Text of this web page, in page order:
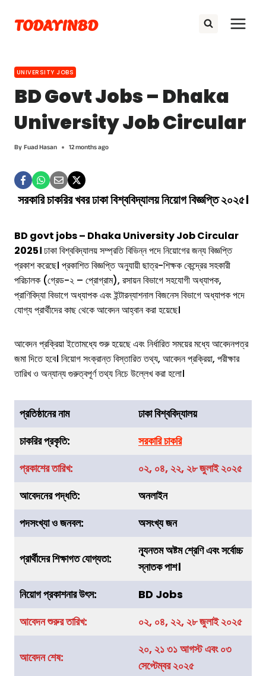
content
TODAYINBD
UNIVERSITY JOBS
BD Govt Jobs – Dhaka
University Job Circular
ByFuad Hasan 12 months ago
সরকারি চাকরির খবরঢাকা বিশ্ববিদ্যালয় নিয়োগ বিজ্ঞপ্তি ২০২৫।
BD govt jobs – Dhaka University Job Circular
2025।ঢাকা বিশ্ববিদ্যালয় সম্প্রতি বিভিন্ন পদে নিয়োগের জন্য বিজ্ঞপ্তি
প্রকাশ করেছে। প্রকাশিত বিজ্ঞপ্তি অনুযায়ী ছাত্র-শিক্ষক কেন্দ্রের সহকারী
পরিচালক (গ্রেড-২ – প্রোগ্রাম), রসায়ন বিভাগে সহযোগী অধ্যাপক,
প্রাণিবিদ্যা বিভাগে অধ্যাপক এবং ইন্টারন্যাশনাল বিজনেস বিভাগে অধ্যাপক পদে
যোগ্য প্রার্থীদের কাছ থেকে আবেদন আহ্বান করা হয়েছে।
আবেদন প্রক্রিয়া ইতোমধ্যে শুরু হয়েছে এবং নির্ধারিত সময়ের মধ্যে আবেদনপত্র
জমা দিতে হবে। নিয়োগ সংক্রান্ত বিস্তারিত তথ্য, আবেদন প্রক্রিয়া, পরীক্ষার
তারিখ ও অন্যান্য গুরুত্বপূর্ণ তথ্য নিচে উল্লেখ করা হলো।
প্রতিষ্ঠানের নাম
ঢাকা বিশ্ববিদ্যালয়
চাকরিরপ্রকৃতি:
সরকারি চাকরি
প্রকাশের তারিখ:
০২, ০৪, ২২, ২৮ জুলাই ২০২৫
আবেদনের পদ্ধতি:
অনলাইন
পদসংখ্যা ও জনবল:
অসংখ্য জন
প্রার্থীদের শিক্ষাগত যোগ্যতা:
ন্যূনতম অষ্টম শ্রেণি এবং সর্বোচ্চ
স্নাতক পাশ।
নিয়োগ প্রকাশনার উৎস:
BD Jobs
আবেদন শুরুর তারিখ:
০২, ০৪, ২২, ২৮ জুলাই ২০২৫
আবেদন শেষ:
২০, ২১ ৩১ আগস্ট এবং ০৩
সেপ্টেম্বর ২০২৫